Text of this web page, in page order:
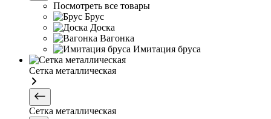
Посмотреть все товары
Брус
Доска
Вагонка
Имитация бруса
Сетка металлическая
Сетка металлическая